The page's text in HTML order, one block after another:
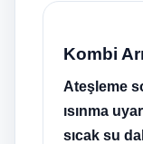
Kombi
Ateşleme
ısınma
sıcak su